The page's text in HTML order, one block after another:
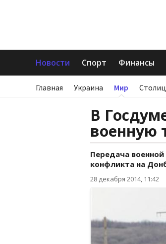
Новости Спорт Финансы
Главная Украина Мир
В
военную
Передача
конфликта на
28 декабря 2014, 11:42